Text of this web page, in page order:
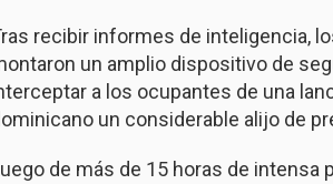
recibir informes de inteligencia,
un amplio dispositivo de
a los ocupantes de una
un considerable alijo de
de más de 15 horas de intensa